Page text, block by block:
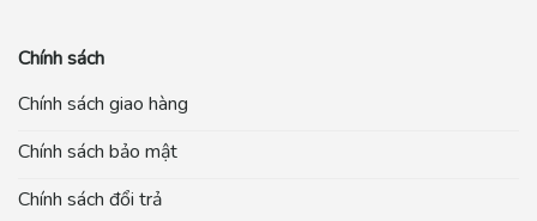
Chính sách
Chính sách giao hàng
Chính sách bảo mật
Chính sách đổi trả